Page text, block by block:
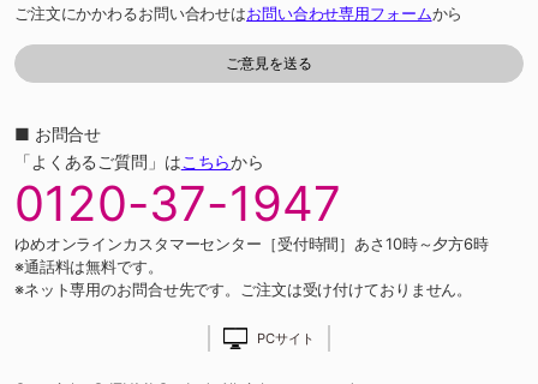
ご注文にかかわるお問い合わせはお問い合わせ専用フォームから
■ お問合せ
「よくあるご質問」はこちらから
0120-37-1947
ゆめオンラインカスタマーセンター［受付時間］あさ10時～夕方6時
※通話料は無料です。
※ネット専用のお問合せ先です。ご注文は受け付けておりません。
PCサイト